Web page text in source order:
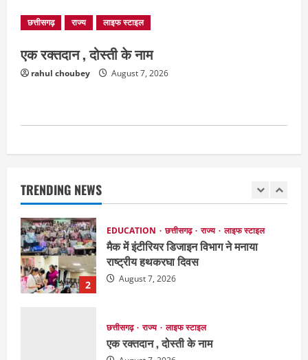
छत्तीसगढ़ राज्य लाइफ स्टाइल
एक रक्तदान , दोस्ती के नाम
rahul choubey August 7, 2026
TRENDING NEWS
5
छत्तीसगढ़ राजनीति
151 किमी विधायक भावना बोहरा करेंगी
अमरकंटक से भोरमदेव तक पदयात्रा
2
मैक में इंटीरियर डिजाइन विभाग ने मनाया
3
छत्तीसगढ़ राज्य लाइफ स्टाइल
एक रक्तदान , दोस्ती के नाम
August 7, 2026
बहन ने कारोबारी भाई पर लगाया करोड़ों रुपये
की धोखाधड़ी का आरोप